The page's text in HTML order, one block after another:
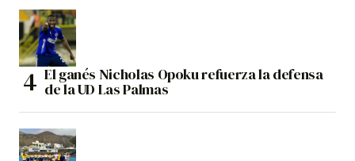
El ganés Nicholas Opoku refuerza la defensa
de la UD Las Palmas